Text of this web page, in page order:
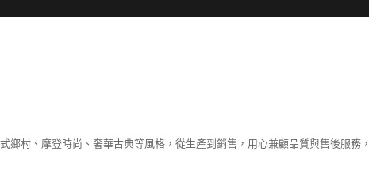
村、摩登時尚、奢華古典等風格，從生產到銷售，用心兼顧品質與售後服務